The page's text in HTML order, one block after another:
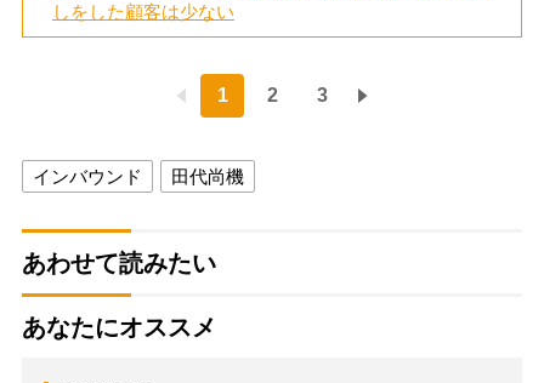
しをした顧客は少ない
1 2 3
インバウンド 田代尚機
あわせて読みたい
あなたにオススメ